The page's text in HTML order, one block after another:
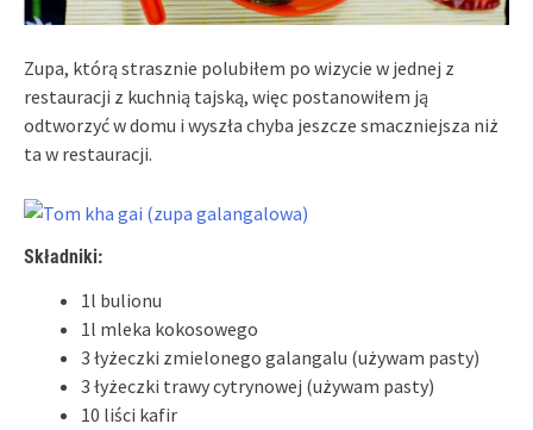
Zupa, którą strasznie polubiłem po wizycie w jednej z
restauracji z kuchnią tajską, więc postanowiłem ją
odtworzyć w domu i wyszła chyba jeszcze smaczniejsza niż
ta w restauracji.
Składniki:
1l bulionu
1l mleka kokosowego
3 łyżeczki zmielonego galangalu (używam pasty)
3 łyżeczki trawy cytrynowej (używam pasty)
10 liści kafir